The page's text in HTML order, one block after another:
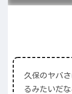
久保のヤバ
るみたいだな